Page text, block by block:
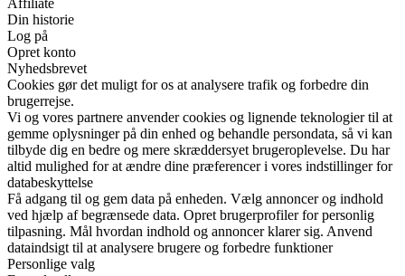
Din historie
Log på
Opret konto
Nyhedsbrevet
Cookies gør det muligt for os at analysere trafik og forbedre din
brugerrejse.
Vi og vores partnere anvender cookies og lignende teknologier til at
gemme oplysninger på din enhed og behandle persondata, så vi kan
tilbyde dig en bedre og mere skræddersyet brugeroplevelse. Du har
altid mulighed for at ændre dine præferencer i vores indstillinger for
databeskyttelse
Få adgang til og gem data på enheden. Vælg annoncer og indhold
ved hjælp af begrænsede data. Opret brugerprofiler for personlig
tilpasning. Mål hvordan indhold og annoncer klarer sig. Anvend
dataindsigt til at analysere brugere og forbedre funktioner
Personlige valg